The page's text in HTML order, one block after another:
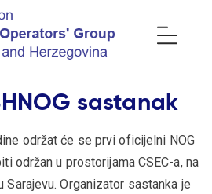
sastanak
održat će se prvi oficijelni NOG
održan u prostorijama CSEC-a, na
Sarajevu. Organizator sastanka je